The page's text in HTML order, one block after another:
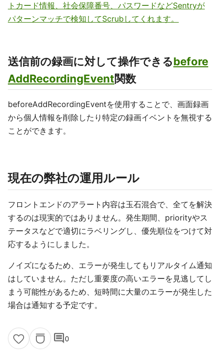
トカード情報、社会保障番号、パスワードなどSentryが
パターンマッチで検知してScrubしてくれます。
送信前の録画に対して操作できるbefore
AddRecordingEvent関数
beforeAddRecordingEventを使用することで、画面録画
から個人情報を削除したり特定の録画イベントを無視する
ことができます。
現在の弊社の運用ルール
フロントエンドのアラート内容は玉石混合で、全てを解決
するのは現実的ではありません。発生期間、priorityやス
テータスなどで適切にラベリングし、優先順位をつけて対
応するようにしました。
ノイズになるため、エラーが発生してもリアルタイム通知
はしていません。ただし重要度の高いエラーを見逃してし
まう可能性があるため、短時間に大量のエラーが発生した
場合は通知する予定です。
comment0